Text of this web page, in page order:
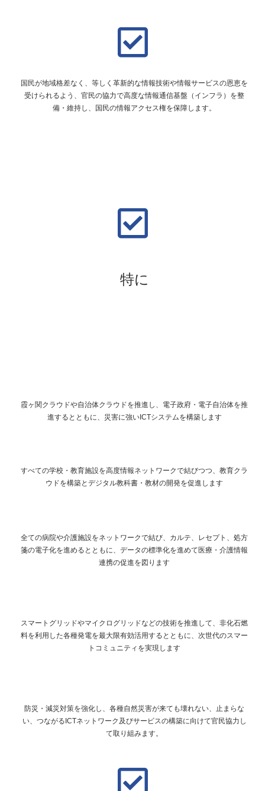
国民が地域格差なく、等しく革新的な情報技術や情報サービスの恩恵を
受けられるよう、官民の協力で高度な情報通信基盤（インフラ）を整
備・維持し、国民の情報アクセス権を保障します。
特に
霞ヶ関クラウドや自治体クラウドを推進し、電子政府・電子自治体を推
進するとともに、災害に強いICTシステムを構築します
すべての学校・教育施設を高度情報ネットワークで結びつつ、教育クラ
ウドを構築とデジタル教科書・教材の開発を促進します
全ての病院や介護施設をネットワークで結び、カルテ、レセプト、処方
箋の電子化を進めるとともに、データの標準化を進めて医療・介護情報
連携の促進を図ります
スマートグリッドやマイクログリッドなどの技術を推進して、非化石燃
料を利用した各種発電を最大限有効活用するとともに、次世代のスマー
トコミュニティを実現します
防災・減災対策を強化し、各種自然災害が来ても壊れない、止まらな
い、つながるICTネットワーク及びサービスの構築に向けて官民協力し
て取り組みます。